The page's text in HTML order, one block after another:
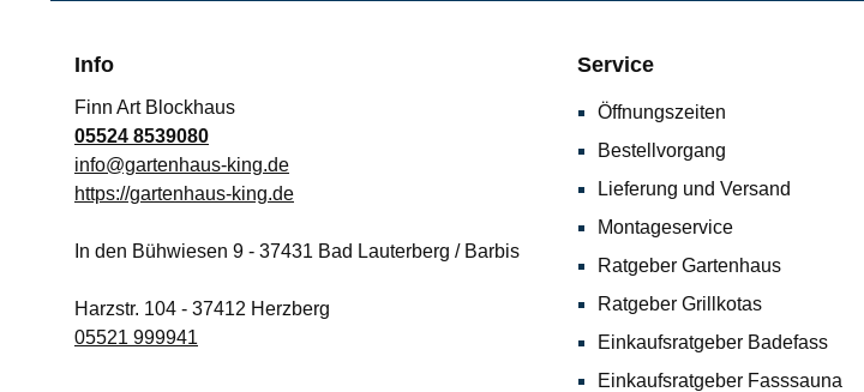
Info
Finn Art Blockhaus
05524 8539080
info@gartenhaus-king.de
https://gartenhaus-king.de
In den Bühwiesen 9 - 37431 Bad Lauterberg / Barbis
Harzstr. 104 - 37412 Herzberg
05521 999941
Service
Öffnungszeiten
Bestellvorgang
Lieferung und Versand
Montageservice
Ratgeber Gartenhaus
Ratgeber Grillkotas
Einkaufsratgeber Badefass
Einkaufsratgeber Fasssauna